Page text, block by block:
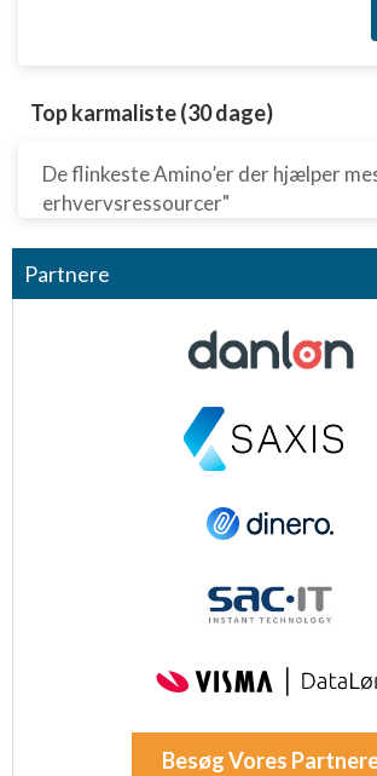
Top karmaliste (30 dage)
De flinkeste Amino’er der hjælper
erhvervsressourcer"
Partnere
Besøg Vores